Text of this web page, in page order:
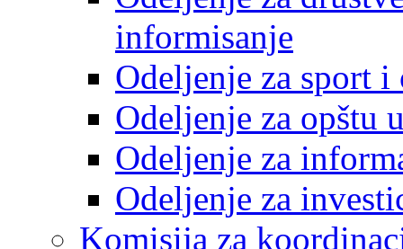
informisanje
Odeljenje za sport
Odeljenje za opštu
Odeljenje za
Odeljenje za
Komisija za